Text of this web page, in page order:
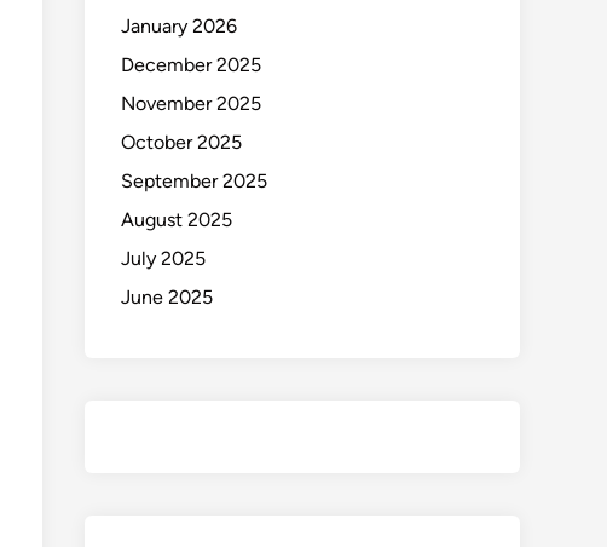
January 2026
December 2025
November 2025
October 2025
September 2025
August 2025
July 2025
June 2025